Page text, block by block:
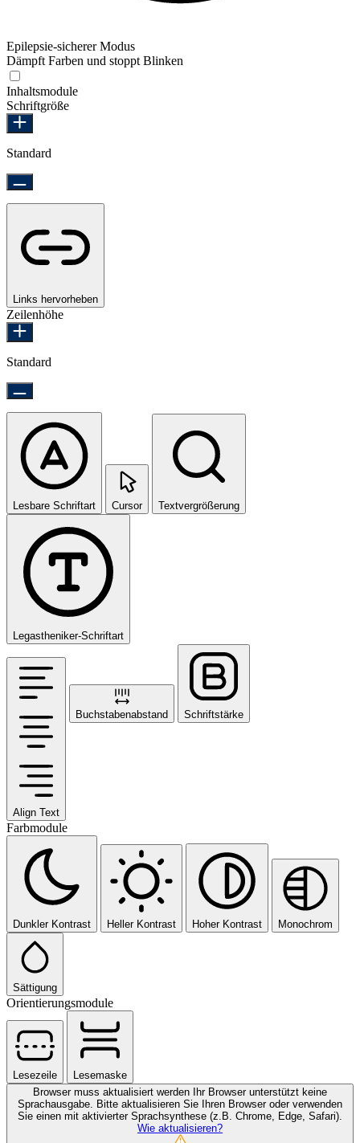
Epilepsie-sicherer Modus
Dämpft Farben und stoppt Blinken
Inhaltsmodule
Schriftgröße
Standard
Links hervorheben
Zeilenhöhe
Standard
Lesbare Schriftart Cursor Textvergrößerung
Legastheniker-Schriftart
Align Text
Buchstabenabstand Schriftstärke
Farbmodule
Dunkler Kontrast Heller Kontrast Hoher Kontrast Monochrom
Sättigung
Orientierungsmodule
Lesezeile
Lesemaske
Browser muss aktualisiert werden
Ihr Browser unterstützt keine
Sprachausgabe. Bitte aktualisieren Sie Ihren Browser oder verwenden
Sie einen mit aktivierter Sprachsynthese (z.B. Chrome, Edge, Safari).
Wie aktualisieren?